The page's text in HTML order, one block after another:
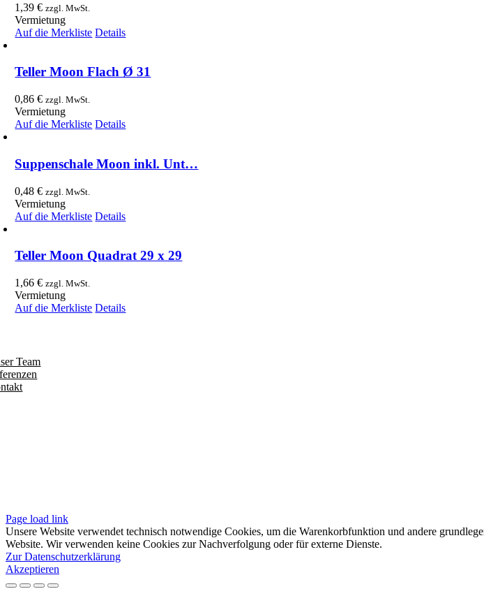
1,39€ zzgl. MwSt.
Vermietung
Auf die Merkliste Details
Teller Moon Flach Ø 31
0,86€ zzgl. MwSt.
Vermietung
Auf die Merkliste Details
Suppenschale Moon inkl. Unt…
0,48€ zzgl. MwSt.
Vermietung
Auf die Merkliste Details
Teller Moon Quadrat 29 x 29
1,66€ zzgl. MwSt.
Vermietung
Auf die Merkliste Details
Team
Page load link
Unsere Website verwendet technisch notwendige Cookies, um die Warenkorbfunktion und andere
Website. Wir verwenden keine Cookies zur Nachverfolgung oder für externe Dienste.
Zur Datenschutzerklärung
Akzeptieren